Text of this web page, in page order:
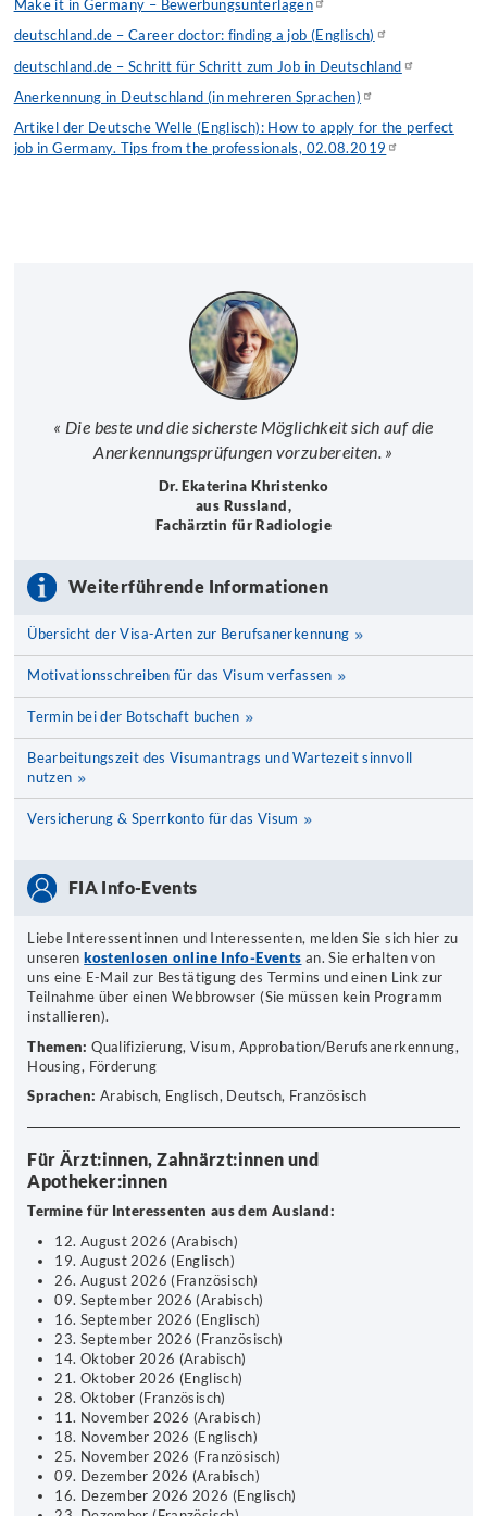
Make it in Germany – Bewerbungsunterlagen
deutschland.de – Career doctor: finding a job (Englisch)
deutschland.de – Schritt für Schritt zum Job in Deutschland
Anerkennung in Deutschland (in mehreren Sprachen)
Artikel der Deutsche Welle (Englisch): How to apply for the perfect
job in Germany. Tips from the professionals, 02.08.2019
« Die beste und die sicherste Möglichkeit sich auf die
Anerkennungsprüfungen vorzubereiten. »
Dr. Ekaterina Khristenko
aus Russland,
Fachärztin für Radiologie
Weiterführende Informationen
Übersicht der Visa-Arten zur Berufsanerkennung
Motivationsschreiben für das Visum verfassen
Termin bei der Botschaft buchen
Bearbeitungszeit des Visumantrags und Wartezeit sinnvoll
nutzen
Versicherung & Sperrkonto für das Visum
FIA Info-Events
Liebe Interessentinnen und Interessenten, melden Sie sich hier zu
unseren kostenlosen online Info-Events an. Sie erhalten von
uns eine E-Mail zur Bestätigung des Termins und einen Link zur
Teilnahme über einen Webbrowser (Sie müssen kein Programm
installieren).
Themen: Qualifizierung, Visum, Approbation/Berufsanerkennung,
Housing, Förderung
Sprachen: Arabisch, Englisch, Deutsch, Französisch
Für Ärzt:innen, Zahnärzt:innen und
Apotheker:innen
Termine für Interessenten aus dem Ausland:
12. August 2026 (Arabisch)
19. August 2026 (Englisch)
26. August 2026 (Französisch)
09. September 2026 (Arabisch)
16. September 2026 (Englisch)
23. September 2026 (Französisch)
14. Oktober 2026 (Arabisch)
21. Oktober 2026 (Englisch)
28. Oktober (Französisch)
11. November 2026 (Arabisch)
18. November 2026 (Englisch)
25. November 2026 (Französisch)
09. Dezember 2026 (Arabisch)
16. Dezember 2026 2026 (Englisch)